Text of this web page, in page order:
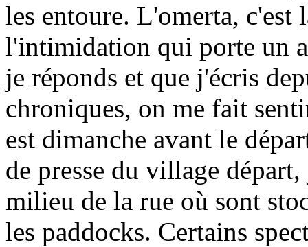
les entoure. L'omerta, c'est
l'intimidation qui porte un
je réponds et que j'écris
chroniques, on me fait
est dimanche avant le
de presse du village
milieu de la rue où sont
les paddocks. Certains